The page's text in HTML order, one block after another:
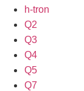
h-tron
Q2
Q3
Q4
Q5
Q7